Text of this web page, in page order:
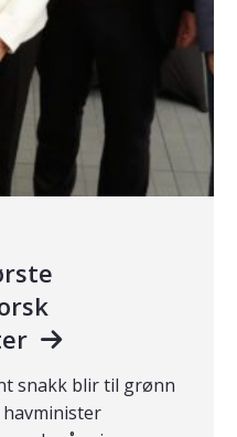
snakk blir til grønn